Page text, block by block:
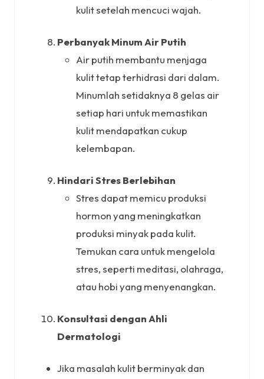
kulit setelah mencuci wajah.
Perbanyak Minum Air Putih
Air putih membantu menjaga
kulit tetap terhidrasi dari dalam.
Minumlah setidaknya 8 gelas air
setiap hari untuk memastikan
kulit mendapatkan cukup
kelembapan.
Hindari Stres Berlebihan
Stres dapat memicu produksi
hormon yang meningkatkan
produksi minyak pada kulit.
Temukan cara untuk mengelola
stres, seperti meditasi, olahraga,
atau hobi yang menyenangkan.
Konsultasi dengan Ahli
Dermatologi
Jika masalah kulit berminyak dan